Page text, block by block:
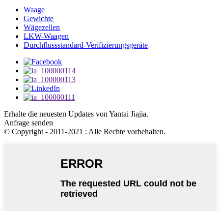
Waage
Gewichte
Wägezellen
LKW-Waagen
Durchflussstandard-Verifizierungsgeräte
Erhalte die neuesten Updates von Yantai Jiajia.
Anfrage senden
© Copyright - 2011-2021 : Alle Rechte vorbehalten.